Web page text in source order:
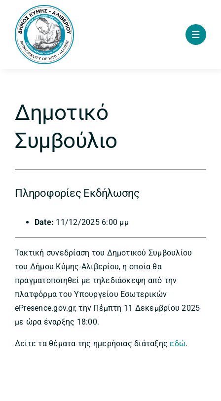
content
Δημοτικό
Συμβούλιο
Πληροφορίες Εκδήλωσης
Date: 11/12/2025 6:00 μμ
Τακτική συνεδρίαση του Δημοτικού Συμβουλίου
του Δήμου Κύμης-Αλιβερίου, η οποία θα
πραγματοποιηθεί με τηλεδιάσκεψη από την
πλατφόρμα του Υπουργείου Εσωτερικών
ePresence.gov.gr, την Πέμπτη 11 Δεκεμβρίου 2025
με ώρα έναρξης 18:00.
Δείτε τα θέματα της ημερήσιας διάταξηςεδώ.